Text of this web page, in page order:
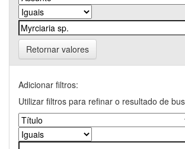
Retornar valores
Adicionar filtros:
Utilizar filtros para refinar o resultado de